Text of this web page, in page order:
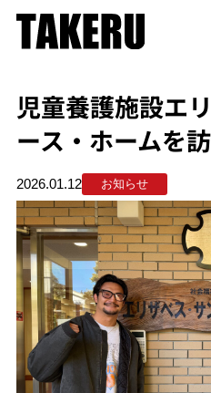
児童養護施設エ
ース・ホームを
2026.01.12 お知らせ